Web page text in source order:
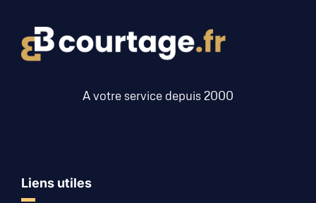
A votre service depuis 2000
Liens utiles